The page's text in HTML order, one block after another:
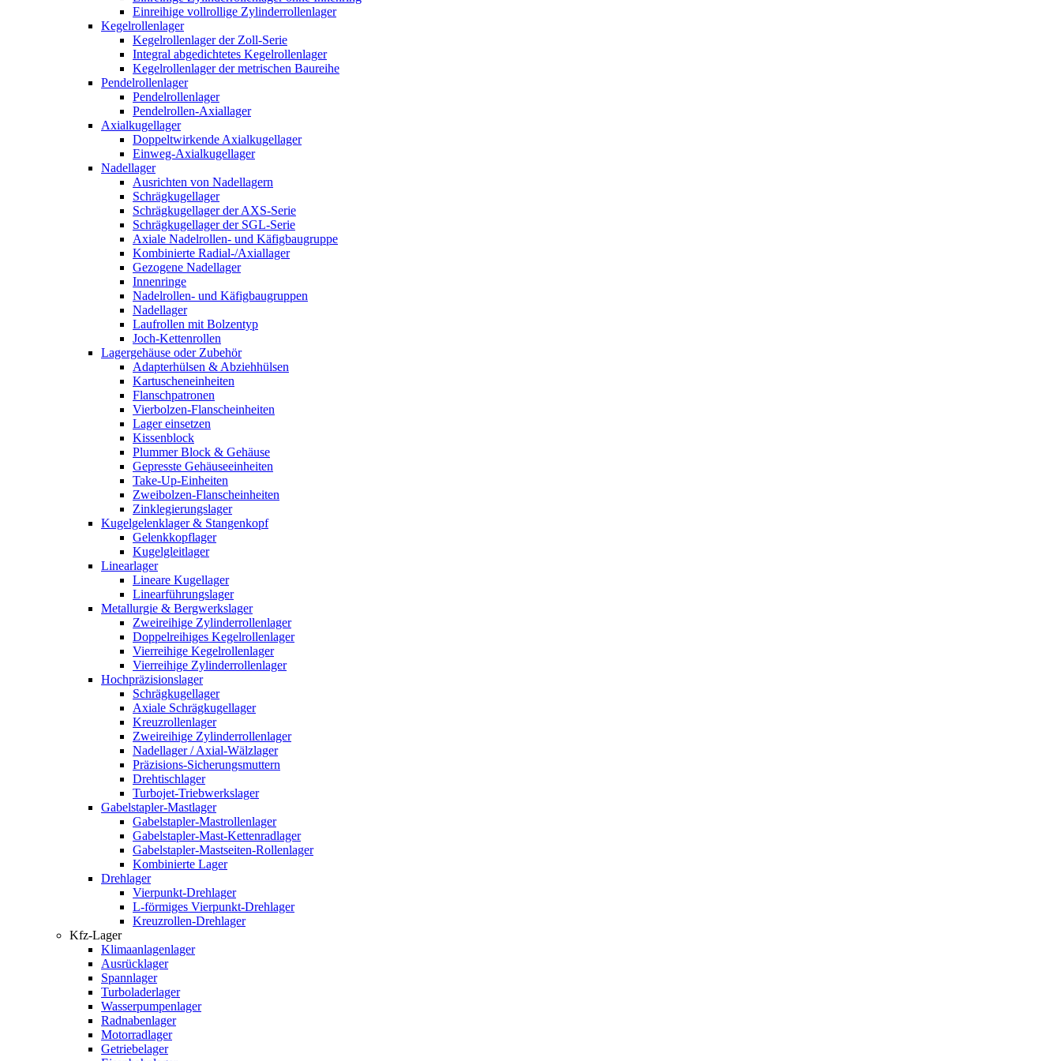
Einreihige vollrollige Zylinderrollenlager
Kegelrollenlager
Kegelrollenlager der Zoll-Serie
Integral abgedichtetes Kegelrollenlager
Kegelrollenlager der metrischen Baureihe
Pendelrollenlager
Pendelrollenlager
Pendelrollen-Axiallager
Axialkugellager
Doppeltwirkende Axialkugellager
Einweg-Axialkugellager
Nadellager
Ausrichten von Nadellagern
Schrägkugellager
Schrägkugellager der AXS-Serie
Schrägkugellager der SGL-Serie
Axiale Nadelrollen- und Käfigbaugruppe
Kombinierte Radial-/Axiallager
Gezogene Nadellager
Innenringe
Nadelrollen- und Käfigbaugruppen
Nadellager
Laufrollen mit Bolzentyp
Joch-Kettenrollen
Lagergehäuse oder Zubehör
Adapterhülsen & Abziehhülsen
Kartuscheneinheiten
Flanschpatronen
Vierbolzen-Flanscheinheiten
Lager einsetzen
Kissenblock
Plummer Block & Gehäuse
Gepresste Gehäuseeinheiten
Take-Up-Einheiten
Zweibolzen-Flanscheinheiten
Zinklegierungslager
Kugelgelenklager & Stangenkopf
Gelenkkopflager
Kugelgleitlager
Linearlager
Lineare Kugellager
Linearführungslager
Metallurgie & Bergwerkslager
Zweireihige Zylinderrollenlager
Doppelreihiges Kegelrollenlager
Vierreihige Kegelrollenlager
Vierreihige Zylinderrollenlager
Hochpräzisionslager
Schrägkugellager
Axiale Schrägkugellager
Kreuzrollenlager
Zweireihige Zylinderrollenlager
Nadellager / Axial-Wälzlager
Präzisions-Sicherungsmuttern
Drehtischlager
Turbojet-Triebwerkslager
Gabelstapler-Mastlager
Gabelstapler-Mastrollenlager
Gabelstapler-Mast-Kettenradlager
Gabelstapler-Mastseiten-Rollenlager
Kombinierte Lager
Drehlager
Vierpunkt-Drehlager
L-förmiges Vierpunkt-Drehlager
Kreuzrollen-Drehlager
Kfz-Lager
Klimaanlagenlager
Ausrücklager
Spannlager
Turboladerlager
Wasserpumpenlager
Radnabenlager
Motorradlager
Getriebelager